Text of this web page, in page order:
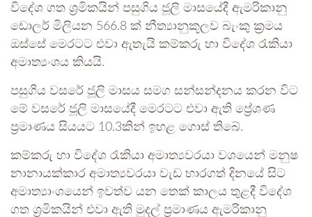
විදේශ ගත ශ්‍රමිකයින් පසුගිය ජූලි මාසයේදී ඇමරිකානු
ඩොලර් මිලියන 566.8 ක් නීත්‍යානුකූලව බැංකු ක්‍රමය
ඔස්සේ මෙරටට එවා ඇතැයි කම්කරු හා විදේශ රැකියා
අමාත්‍යංශය කියයි.
පසුගිය වසරේ ජූලි මාසය සමග සන්සන්දනය කරන විට
මේ වසරේ ජූලි මාසයේදී මෙරටට එවා ඇති ප්‍රේශණ
ප්‍රමාණය සියයට 10.3කින් ඉහළ ගොස් තිබේ.
කම්කරු හා විදේශ රැකියා අමාත්‍යවරයා වශයෙන් මනුෂ
නානායක්කාර අමාත්‍යවරයා වැඩ භාරගත් දිනයේ සිට
අමාත්‍යාංශයෙන් ඉවත්ව යන තෙක් කාලය තුළදී විදේශ
ගත ශ්‍රමිකයින් එවා ඇති මුදල් ප්‍රමාණය ඇමරිකානු